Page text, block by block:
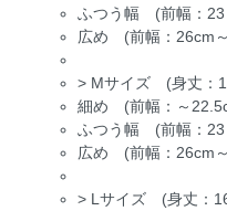
ふつう幅 (前幅：23
広め (前幅：26cm
> Mサイズ (身丈：
細め (前幅：～
ふつう幅 (前幅：23
広め (前幅：26cm
> Lサイズ (身丈：